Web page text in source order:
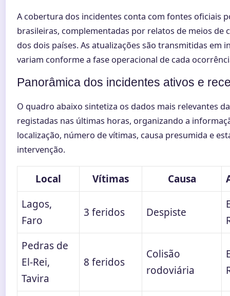
A cobertura dos incidentes conta com fontes oficiais
brasileiras, complementadas por relatos de meios de
dos dois países. As atualizações são transmitidas em
variam conforme a fase operacional de cada
Panorâmica dos incidentes ativos e
O quadro abaixo sintetiza os dados mais relevantes
registadas nas últimas horas, organizando a
localização, número de vítimas, causa presumida e
intervenção.
Local Vítimas Causa
Lagos,
Faro
3 feridos Despiste
Pedras de
El-Rei,
Tavira
8 feridos
Colisão
rodoviária